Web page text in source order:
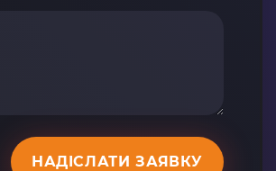
НАДІСЛАТИ ЗАЯВКУ